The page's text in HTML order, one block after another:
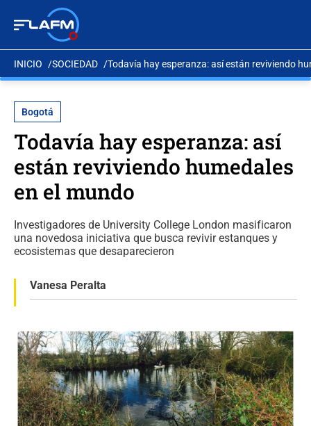
INICIO SOCIEDAD Todavía hay esperanza: así están reviviendo
Bogotá
Todavía hay esperanza: así
están reviviendo humedales
en el mundo
Investigadores de University College London masificaron
una novedosa iniciativa que busca revivir estanques y
ecosistemas que desaparecieron
Vanesa Peralta